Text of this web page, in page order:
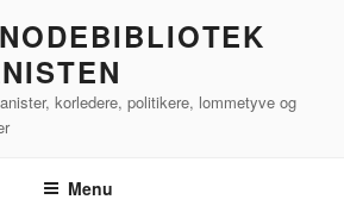
korledere, politikere, lommetyve og
Menu